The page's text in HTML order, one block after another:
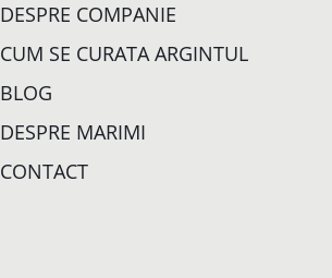
DESPRE COMPANIE
CUM SE CURATA ARGINTUL
BLOG
DESPRE MARIMI
CONTACT